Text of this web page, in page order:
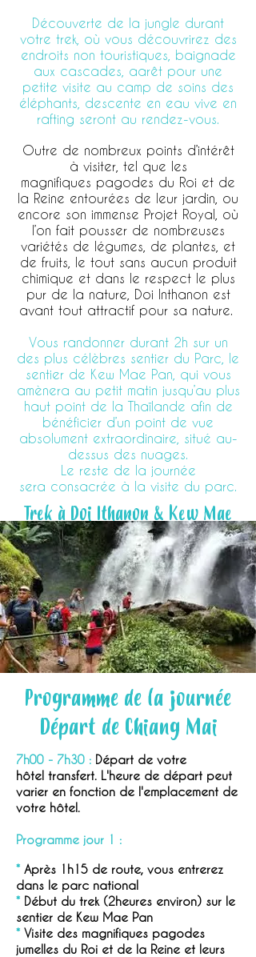
Découverte de la jungle durant
votre trek, où vous découvrirez des
endroits non touristiques, baignade
aux cascades, aarêt pour une
petite visite au camp de soins des
éléphants, descente en eau vive en
rafting seront au rendez-vous.
Outre de nombreux points d’intérêt
à visiter, tel que les
magnifiques pagodes du Roi et de
la Reine entourées de leur jardin, ou
encore son immense Projet Royal, où
l’on fait pousser de nombreuses
variétés de légumes, de plantes, et
de fruits, le tout sans aucun produit
chimique et dans le respect le plus
pur de la nature, Doi Inthanon est
avant tout attractif pour sa nature.
Vous randonner durant 2h sur un
des plus célèbres sentier du Parc, le
sentier de Kew Mae Pan, qui vous
amènera au petit matin jusqu’au plus
haut point de la Thaïlande afin de
bénéficier d’un point de vue
absolument extraordinaire, situé au-
dessus des nuages.
Le reste de la journée
sera consacrée à la visite du parc.
Trek à Doi Ithanon & Kew Mae
Pan
Réf : EXJCM003
Programme de la journée
Départ de Chiang Mai
7h00 - 7h30 : Départ de votre
hôtel transfert. L'heure de départ peut
varier en fonction de l'emplacement de
votre hôtel.
Programme jour 1 :
* Après 1h15 de route, vous entrerez
dans le parc national
* Début du trek (2heures environ) sur le
sentier de Kew Mae Pan
* Visite des magnifiques pagodes
jumelles du Roi et de la Reine et leurs